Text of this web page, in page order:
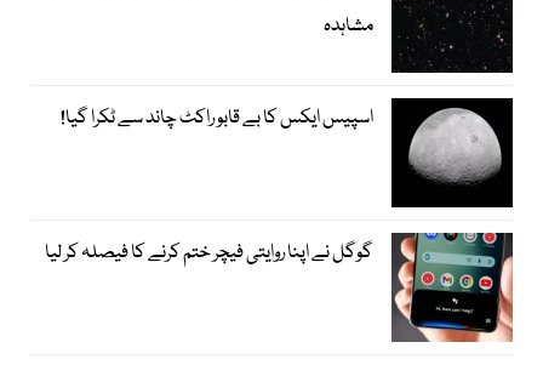
مشاہدہ
اسپیس ایکس کا بے قابو راکٹ چاند سے ٹکرا گیا!
گوگل نے اپنا روایتی فیچر ختم کرنے کا فیصلہ کر لیا